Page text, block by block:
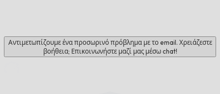
Αντιμετωπίζουμε ένα προσωρινό πρόβλημα με το email. Χρειάζεστε
βοήθεια; Επικοινωνήστε μαζί μας μέσω chat!